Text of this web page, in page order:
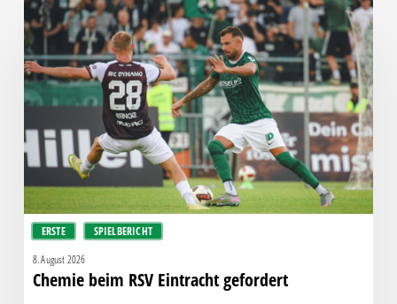
ERSTE SPIELBERICHT
beim
RSV
Eintracht
gefordert
8. August 2026
Chemie beim RSV Eintracht gefordert